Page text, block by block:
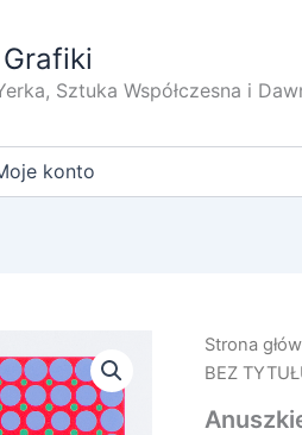
Sztuka Współczesna i
konto
Strona
BEZ